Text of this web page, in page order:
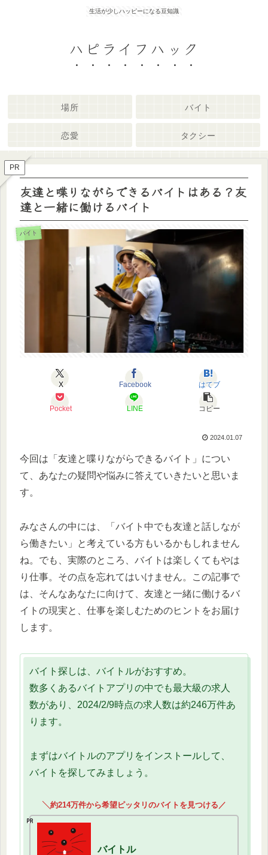
生活が少しハッピーになる豆知識
ハピライフハック
場所 バイト
恋愛 タクシー
PR
友達と喋りながらできるバイトはある？友
達と一緒に働けるバイト
バイト
X Facebook はてブ
Pocket LINE コピー
2024.01.07
今回は「友達と喋りながらできるバイト」につい
て、あなたの疑問や悩みに答えていきたいと思いま
す。
みなさんの中には、「バイト中でも友達と話しなが
ら働きたい」と考えている方もいるかもしれません
ね。でも、実際のところ、バイトは楽しくてもやは
り仕事。その点を忘れてはいけません。この記事で
は、そんなあなたに向けて、友達と一緒に働けるバ
イトの現実と、仕事を楽しむためのヒントをお届け
します。
バイト探しは、バイトルがおすすめ。
数多くあるバイトアプリの中でも最大級の求人
数があり、2024/2/9時点の求人数は約246万件あ
ります。
まずはバイトルのアプリをインストールして、
バイトを探してみましょう。
╲約214万件から希望ピッタリのバイトを見つける／
バイトル